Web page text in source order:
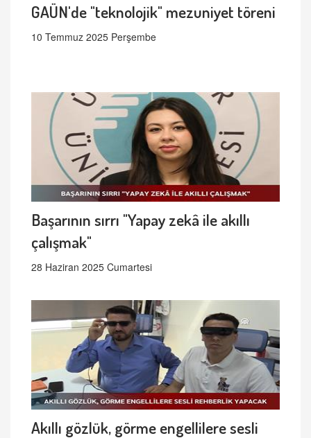
GAÜN'de "teknolojik" mezuniyet töreni
10 Temmuz 2025 Perşembe
Başarının sırrı "Yapay zekâ ile akıllı
çalışmak"
28 Haziran 2025 Cumartesi
Akıllı gözlük, görme engellilere sesli